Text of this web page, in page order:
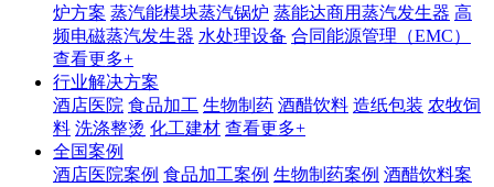
炉方案 蒸汽能模块蒸汽锅炉 蒸能达商用蒸汽发生器 高
频电磁蒸汽发生器 水处理设备 合同能源管理（EMC）
查看更多+
行业解决方案
酒店医院 食品加工 生物制药 酒醋饮料 造纸包装 农牧饲
料 洗涤整烫 化工建材 查看更多+
全国案例
酒店医院案例 食品加工案例 生物制药案例 酒醋饮料案